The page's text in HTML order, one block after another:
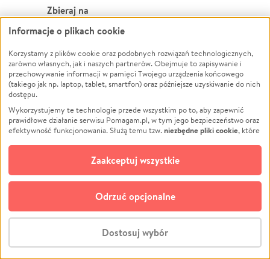
Stwórz zbiórkę - za darmo
Zbieraj na
Leczenie
Zwierzęta
Pożar
Ukraina
Pomoc Finansowa
Projekty
Pogrzeb
Społeczność lokalna
Kultura
Powódź
Wichura
NGO
Edukacja
Podróż
Impreza
Ochrona środowiska
Biznes
© CROWDING SP. Z O.O.
Informacje o plikach cookie
Korzystamy z plików cookie oraz podobnych rozwiązań technologicznych,
zarówno własnych, jak i naszych partnerów. Obejmuje to zapisywanie i
przechowywanie informacji w pamięci Twojego urządzenia końcowego
(takiego jak np. laptop, tablet, smartfon) oraz późniejsze uzyskiwanie do nich
dostępu.
Wykorzystujemy te technologie przede wszystkim po to, aby zapewnić
prawidłowe działanie serwisu Pomagam.pl, w tym jego bezpieczeństwo oraz
efektywność funkcjonowania. Służą temu tzw.niezbędne pliki cookie, które
opcjonalnych plików cookie
technologii do celów analitycznych i retargetingowych. Możesz wyrazić
zgodę na ich stosowanie lub jej odmówić. W dowolnym momencie masz
możliwość zmiany swoich preferencji na stronie „Zarządzaj zgodami cookie”,
do której link znajdziesz w stopce serwisu Pomagam.pl. Opcjonalne pliki
cookie wykorzystywane są w następujących celach:
działanie serwisu Pomagam.pl. Dzięki nim możemy zrozumieć, jak
użytkownicy korzystają z naszego serwisu – skąd trafiają do serwisu, jak
Dostosuj wybór
Odrzuć opcjonalne
Zaakceptuj wszystkie